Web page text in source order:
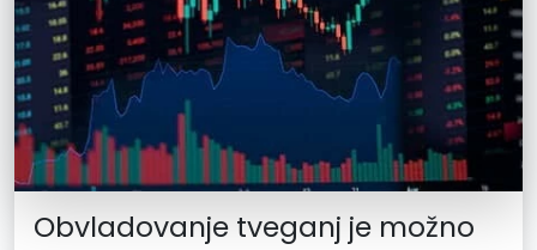
Obvladovanje tveganj je možno